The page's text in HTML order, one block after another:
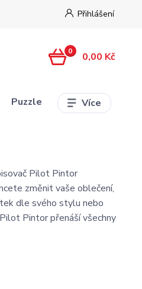
Přihlášení
0 0,00 Kč
Puzzle Více
Pilot Pintor
změnit vaše oblečení,
dle svého stylu nebo
Pintor přenáší všechny